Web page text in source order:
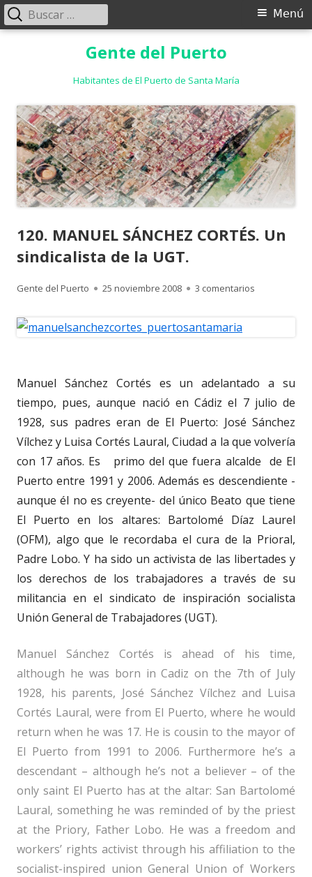
Gente del Puerto
Habitantes de El Puerto de Santa María
Menú
Menú
Buscar:
120. MANUEL SÁNCHEZ CORTÉS. Un
sindicalista de la UGT.
Autor
Gente del Puerto
Publicado
25 noviembre 2008 3 comentarios
Manuel Sánchez Cortés es un adelantado a su
tiempo, pues, aunque nació en Cádiz el 7 julio de
1928, sus padres eran de El Puerto: José Sánchez
Vílchez y Luisa Cortés Laural, Ciudad a la que volvería
con 17 años. Es primo del que fuera alcalde de El
Puerto entre 1991 y 2006. Además es descendiente -
aunque él no es creyente- del único Beato que tiene
El Puerto en los altares: Bartolomé Díaz Laurel
(OFM), algo que le recordaba el cura de la Prioral,
Padre Lobo. Y ha sido un activista de las libertades y
los derechos de los trabajadores a través de su
militancia en el sindicato de inspiración socialista
Unión General de Trabajadores (UGT).
Manuel Sánchez Cortés is ahead of his time,
although he was born in Cadiz on the 7th of July
1928, his parents, José Sánchez Vílchez and Luisa
Cortés Laural, were from El Puerto, where he would
return when he was 17. He is cousin to the mayor of
El Puerto from 1991 to 2006. Furthermore he’s a
descendant – although he’s not a believer – of the
only saint El Puerto has at the altar: San Bartolomé
Laural, something he was reminded of by the priest
at the Priory, Father Lobo. He was a freedom and
workers’ rights activist through his affiliation to the
socialist-inspired union General Union of Workers